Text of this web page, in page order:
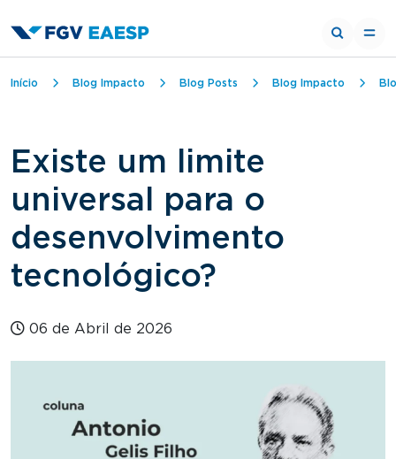
Trilha de navegação
Início Blog Impacto Blog Posts Blog Impacto
Existe um limite
universal para o
desenvolvimento
tecnológico?
06 de Abril de 2026